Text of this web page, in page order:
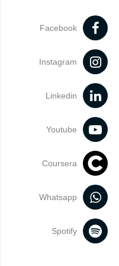
Facebook
Instagram
Linkedin
Youtube
Coursera
Whatsapp
Spotify